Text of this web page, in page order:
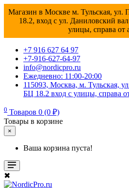
Магазин в Москве м. Тульская, ул.
18.2, вход с ул. Даниловский
улицы, справа от
+7 916 627 64 97
+7-916-627-64-97
info@nordicpro.ru
Ежедневно: 11:00-20:00
115093, Москва, м. Тульская,
БЦ 18.2 вход с улицы, справа
0 Товаров 0 (0 ₽)
Товары в корзине
×
Ваша корзина пуста!
✖